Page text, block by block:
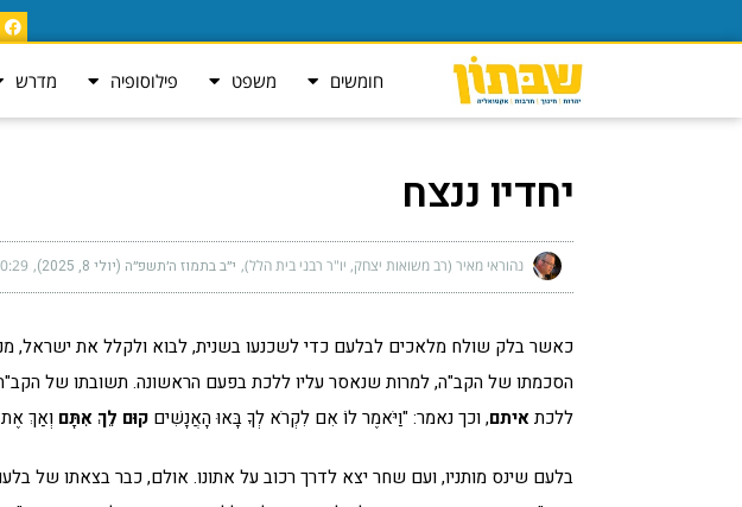
חומשים משפט פילוסופיה מדרש
יחדיו ננצח
נהוראי מאיר (רב משואות יצחק, יו"ר רבני בית הלל) י״ב בתמוז ה׳תשפ״ה (יולי 8, 2025) pm
כאשר בלק שולח מלאכים לבלעם כדי לשכנעו בשנית, לבוא ולקלל את ישראל,
הסכמתו של הקב"ה, למרות שנאסר עליו ללכת בפעם הראשונה. תשובתו של
ללכתאיתם, וכך נאמר: "וַיֹּאמֶר לוֹ אִם לִקְרֹא לְךָ בָּאוּ הָאֲנָשִׁים קוּם לֵךְ אִתָּם וְאַךְ
בלעם שינס מותניו, ועם שחר יצא לדרך רכוב על אתונו. אולם, כבר בצאתו של